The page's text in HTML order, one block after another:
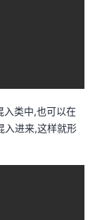
入类中,也可以在
入进来,这样就形